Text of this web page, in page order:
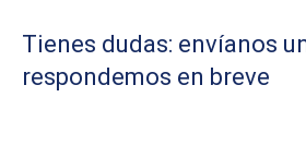
Tienes dudas: envíanos
respondemos en breve